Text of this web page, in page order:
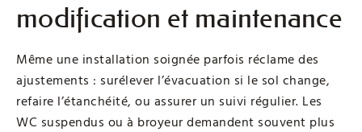
modification et maintenance
Même une installation soignée parfois réclame des
ajustements : surélever l’évacuation si le sol change,
refaire l’étanchéité, ou assurer un suivi régulier. Les
WC suspendus ou à broyeur demandent souvent plus